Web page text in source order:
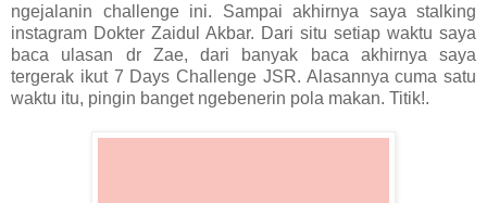
ngejalanin challenge ini. Sampai akhirnya saya stalking
instagram Dokter Zaidul Akbar. Dari situ setiap waktu saya
baca ulasan dr Zae, dari banyak baca akhirnya saya
tergerak ikut 7 Days Challenge JSR. Alasannya cuma satu
waktu itu, pingin banget ngebenerin pola makan. Titik!.